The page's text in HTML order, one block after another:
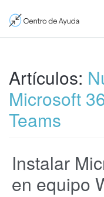
Enviar un ticket
Artículos:
Microsoft
Teams
Instalar
en equipo